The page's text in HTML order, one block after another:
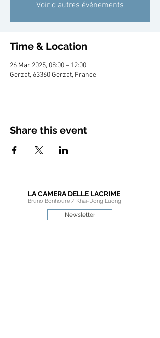
Voir d'autres événements
Time & Location
26 Mar 2025, 08:00 – 12:00
Gerzat, 63360 Gerzat, France
Share this event
LA CAMERA DELLE LACRIME
Bruno Bonhoure / Khaï-Dong Luong
Newsletter